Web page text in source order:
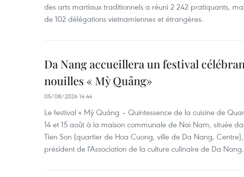
des arts martiaux traditionnels a réuni 2 242 pratiquants,
de 102 délégations vietnamiennes et étrangères.
Da Nang accueillera un festival
nouilles « Mỳ Quảng»
05/08/2026 14:44
Le festival « Mỳ Quảng – Quintessence de la cuisine de
14 et 15 août à la maison communale de Nai Nam, située
Tien Son (quartier de Hoa Cuong, ville de Da Nang,
président de l'Association de la culture culinaire de Da Nang.